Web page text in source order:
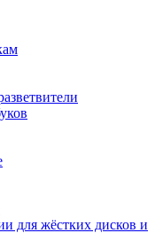
для жёстких дисков и